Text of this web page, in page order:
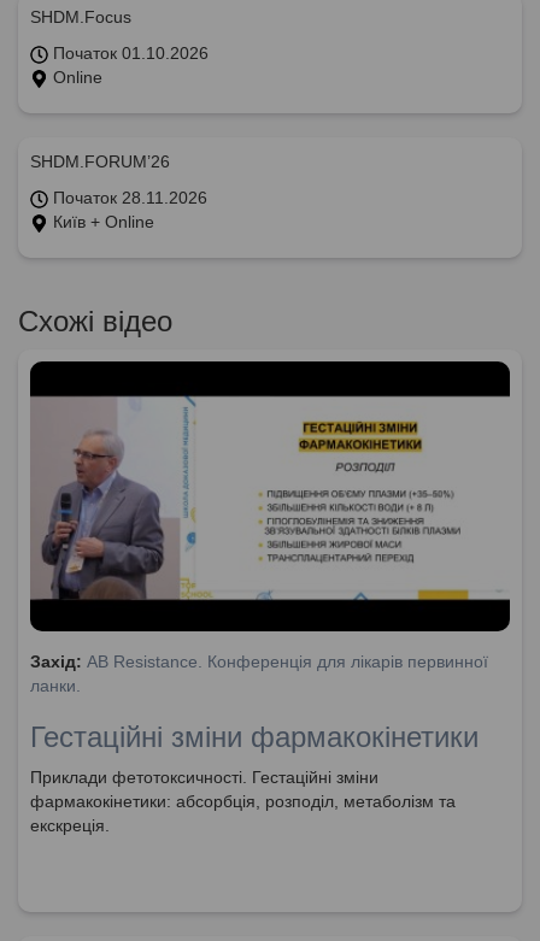
SHDM.Focus
Початок 01.10.2026
Online
SHDM.FORUM’26
Початок 28.11.2026
Київ + Online
Схожі відео
Захід: AB Resistance. Конференція для лікарів первинної
ланки.
Гестаційні зміни фармакокінетики
Приклади фетотоксичності. Гестаційні зміни
фармакокінетики: абсорбція, розподіл, метаболізм та
екскреція.